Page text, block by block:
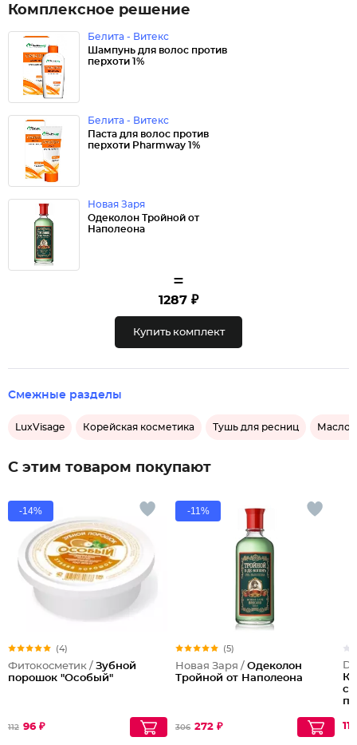
Комплексное решение
Белита - Витекс
Шампунь для волос против
перхоти 1%
Белита - Витекс
Паста для волос против
перхоти Pharmway 1%
Новая Заря
Одеколон Тройной от
Наполеона
=
1287 ₽
Купить комплект
Смежные разделы
LuxVisage Корейская косметика Тушь для ресниц Масло
С этим товаром покупают
-14%
(4)
Фитокосметик / Зубной
порошок "Особый"
112 96 ₽
-11%
(5)
Новая Заря / Одеколон
Тройной от Наполеона
306 272 ₽